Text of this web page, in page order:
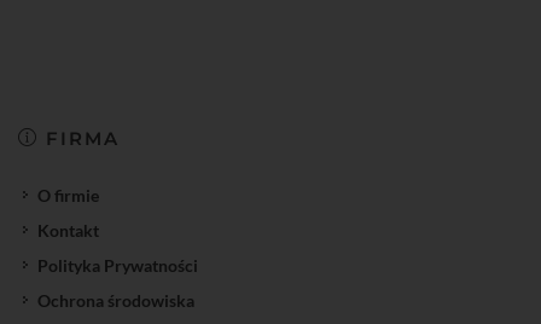
FIRMA
O firmie
Kontakt
Polityka Prywatności
Ochrona środowiska